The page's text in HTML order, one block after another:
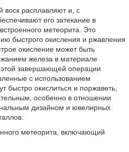
воск расплавляют и, с
его затекание в
метеорита. Это
быстрого окисления и ржавления
окисление может быть
железа в материале
завершающей операции
с использованием
быстро окислиться и поржаветь,
особенно в отношении
дизайном и ювелирных
метеорита, включающий